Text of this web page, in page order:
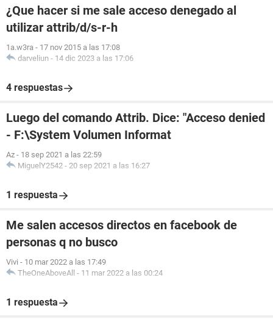
¿Que hacer si me sale acceso denegado al
utilizar attrib/d/s-r-h
1a.w3ra - 17 nov 2015 a las 17:08
darveliun - 14 dic 2023 a las 17:06
4 respuestas
Luego del comando Attrib. Dice: "Acceso denied
- F:\System Volumen Informat
Az - 18 sep 2021 a las 22:59
MiguelY2542 - 20 sep 2021 a las 16:27
1 respuesta
Me salen accesos directos en facebook de
personas q no busco
Vivi - 10 mar 2022 a las 17:49
TheOneAboveAll - 11 mar 2022 a las 00:24
1 respuesta